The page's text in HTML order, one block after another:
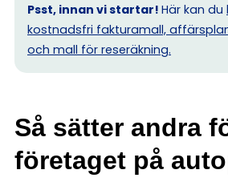
Psst, innan vi startar! Här kan du
kostnadsfri fakturamall,
och mall för reseräkning.
Så sätter andra
företaget på